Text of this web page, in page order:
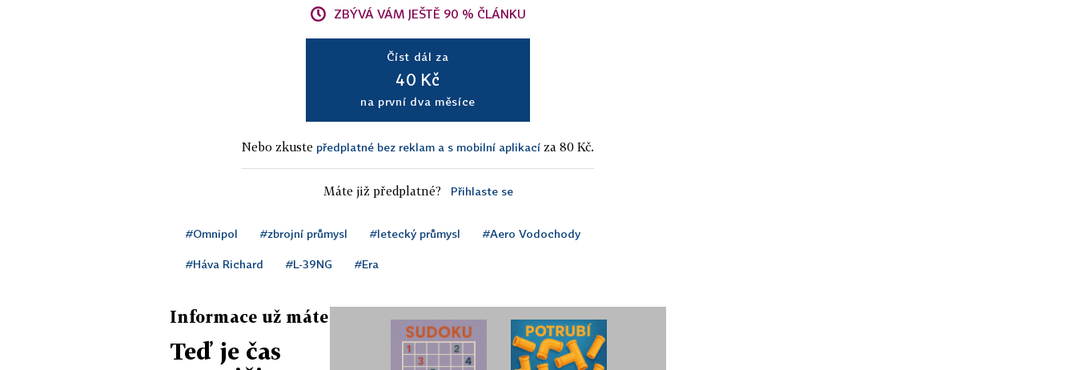
ZBÝVÁ VÁM JEŠTĚ 90 % ČLÁNKU
Číst dál za
40 Kč
na první dva měsíce
Nebo zkuste předplatné bez reklam a s mobilní aplikací za 80 Kč.
Máte již předplatné? Přihlaste se
#Omnipol #zbrojní průmysl #letecký průmysl #Aero Vodochody
#Háva Richard #L-39NG #Era
Informace už máte
Teď je čas